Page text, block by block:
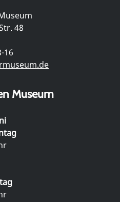
48
16
Museum